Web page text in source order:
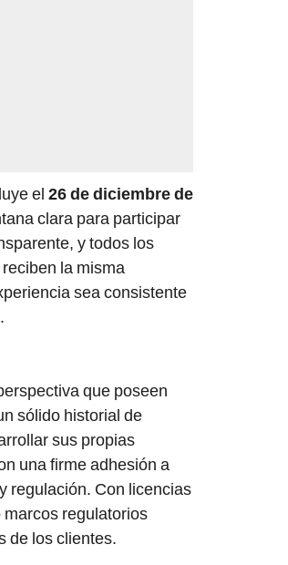
el 26 de diciembre de
clara para participar
y todos los
la misma
sea consistente
que poseen
sólido historial de
sus propias
una firme adhesión a
regulación. Con licencias
regulatorios
de los clientes.